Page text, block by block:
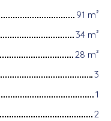
91 m²
34 m²
28 m²
3
1
2